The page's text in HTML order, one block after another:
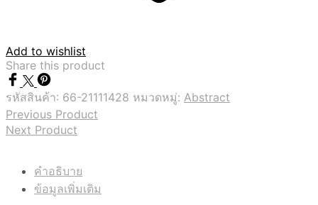
Add to wishlist
Share this product
รหัสสินค้า: 66-21111428 หมวดหมู่: Abstract
Previous Product
Next Product
คำอธิบาย
ข้อมูลเพิ่มเติม